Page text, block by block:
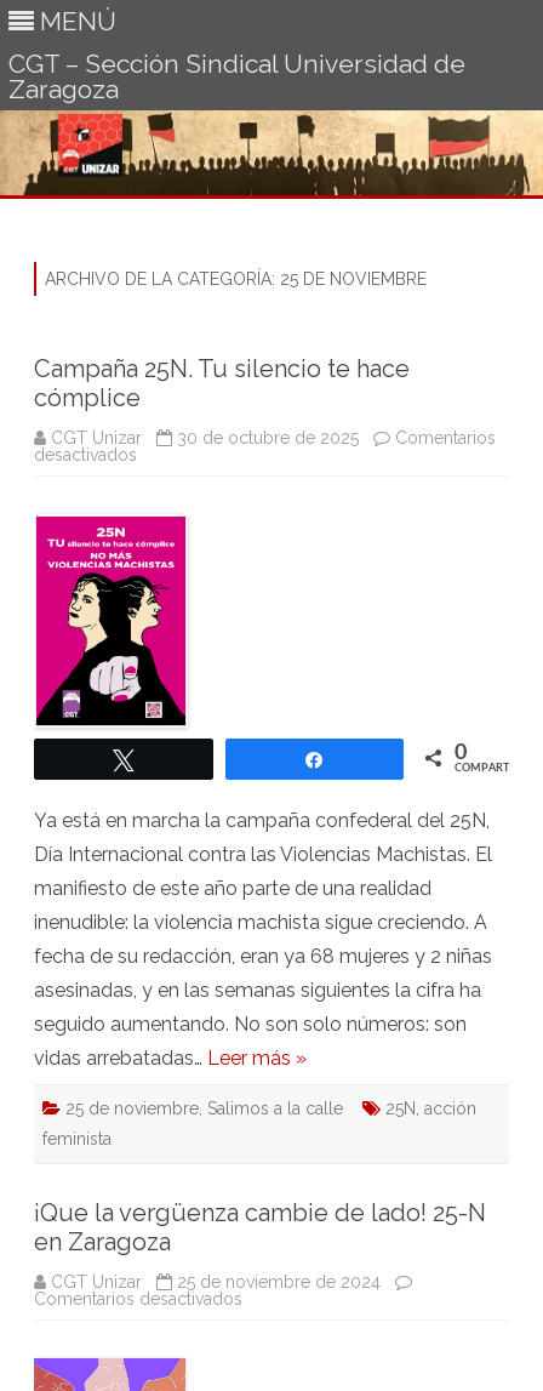
MENÚ
CGT – Sección Sindical Universidad de
Zaragoza
ARCHIVO DE LA CATEGORÍA: 25 DE NOVIEMBRE
Campaña 25N. Tu silencio te hace
cómplice
CGT Unizar 30 de octubre de 2025
Comentarios
desactivados
silencio
te
cómplice
0
COMPARTIR
Ya está en marcha la campaña confederal del 25N,
Día Internacional contra las Violencias Machistas. El
manifiesto de este año parte de una realidad
inenudible: la violencia machista sigue creciendo. A
fecha de su redacción, eran ya 68 mujeres y 2 niñas
asesinadas, y en las semanas siguientes la cifra ha
seguido aumentando. No son solo números: son
vidas arrebatadas… Leer más »
25 de noviembre, Salimos a la calle 25N, acción
feminista
¡Que la vergüenza cambie de lado! 25-N
en Zaragoza
CGT Unizar
25 de noviembre de 2024
Comentarios desactivados